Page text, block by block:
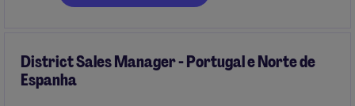
District Sales Manager - Portugal e Norte de
Espanha